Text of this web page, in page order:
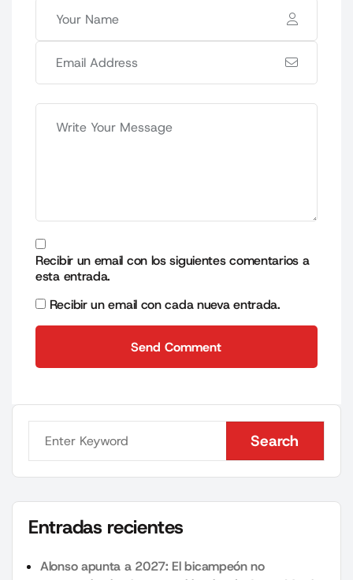
Recibir un email con los siguientes comentarios a
esta entrada.
Recibir un email con cada nueva entrada.
Send Comment
Search
Search
Entradas recientes
Alonso apunta a 2027: El bicampeón no